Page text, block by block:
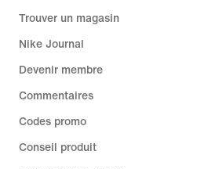
Trouver un magasin
Nike Journal
Devenir membre
Commentaires
Codes promo
Conseil produit